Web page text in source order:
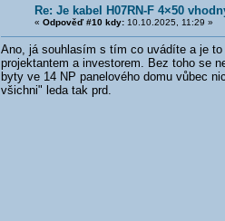
Re: Je kabel H07RN-F 4×50
« Odpověď #10 kdy:10.10.2025, 11:29 »
Ano, já souhlasím s tím co uvádíte a je
projektantem a investorem. Bez toho se
byty ve 14 NP panelového domu vůbec
všichni" leda tak prd.